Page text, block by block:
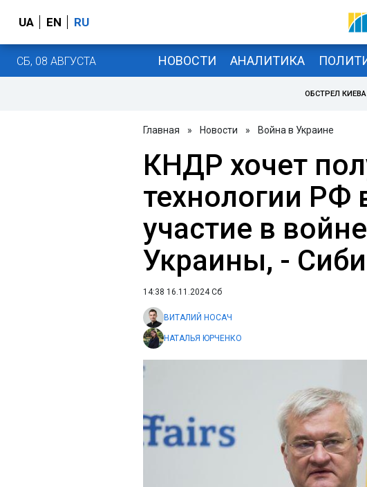
UA EN RU
СБ, 08 АВГУСТА НОВОСТИ АНАЛИТИКА
ОБСТРЕЛ КИЕВА
Главная » Новости » Война в Украине
КНДР хочет
технологии РФ
участие в
Украины, -
14:38 16.11.2024 Сб
ВИТАЛИЙ НОСАЧ
НАТАЛЬЯ ЮРЧЕНКО